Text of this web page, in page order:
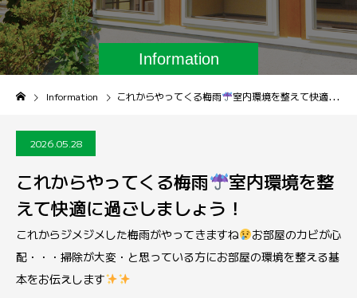
Information
Information これからやってくる梅雨 室内環境を整えて快適に過ごしましょう！
2026.05.28
これからやってくる梅雨
室内環境を整
えて快適に過ごしましょう！
これからジメジメした梅雨がやってきますね
お部屋のカビが心
配・・・掃除が大変・と思っている方にお部屋の環境を整える基
本をお伝えします